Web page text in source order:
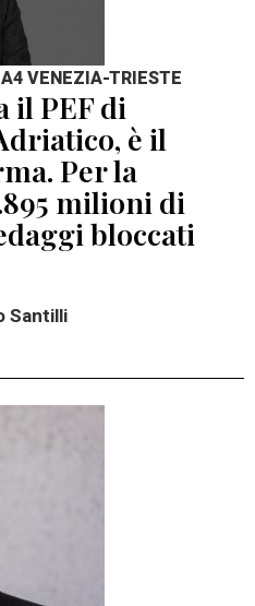
VENEZIA-TRIESTE
il PEF di
è il
Per la
milioni di
bloccati
Santilli